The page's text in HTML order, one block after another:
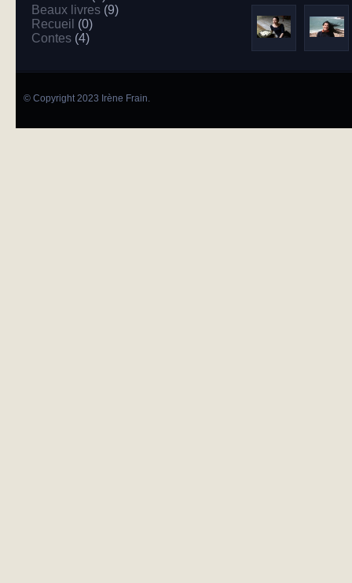
Beaux livres (9)
Recueil (0)
Contes (4)
© Copyright 2023 Irène Frain.